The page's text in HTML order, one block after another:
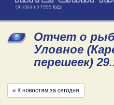
Отчет о
Уловное
перешеек)
« К новостям за сегодня